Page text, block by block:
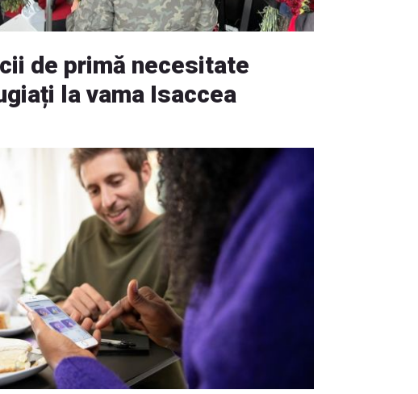
de primă necesitate
la vama Isaccea